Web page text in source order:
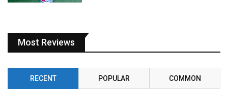
Most Reviews
RECENT POPULAR COMMON